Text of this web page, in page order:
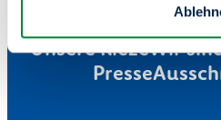
Mieterservice
Unsere KiezeWir
Presse